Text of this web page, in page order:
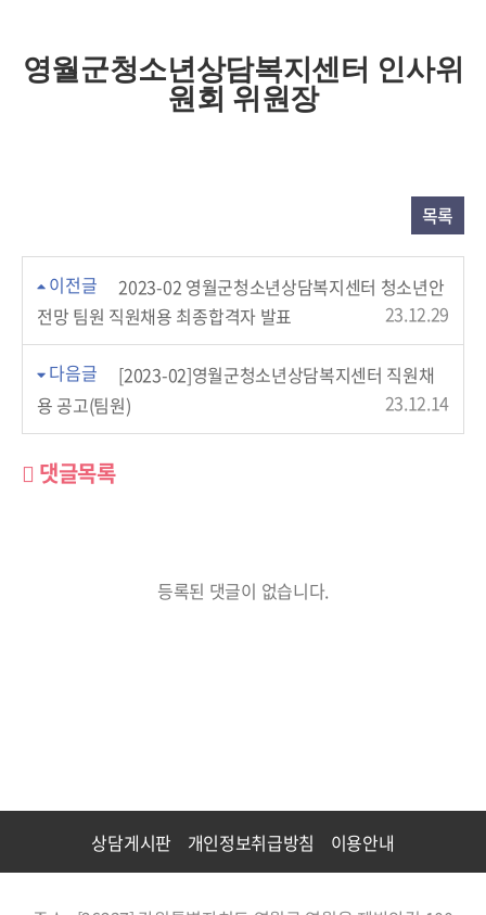
영월군청소년상담복지센터 인사위
원회 위원장
목록
이전글
2023-02 영월군청소년상담복지센터 청소년안
전망 팀원 직원채용 최종합격자 발표
23.12.29
다음글
[2023-02]영월군청소년상담복지센터 직원채
용 공고(팀원)
23.12.14
댓글목록
등록된 댓글이 없습니다.
상담게시판 개인정보취급방침 이용안내